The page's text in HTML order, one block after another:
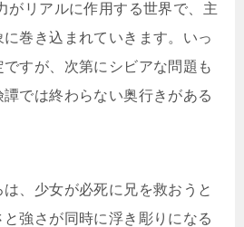
がリアルに作用する世界で、主
巻き込まれていきます。いっ
すが、次第にシビアな問題も
では終わらない奥行きがある
、少女が必死に兄を救おうと
強さが同時に浮き彫りになる